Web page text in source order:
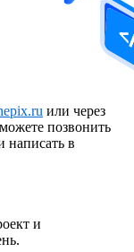
или через
позвонить
написать в
и